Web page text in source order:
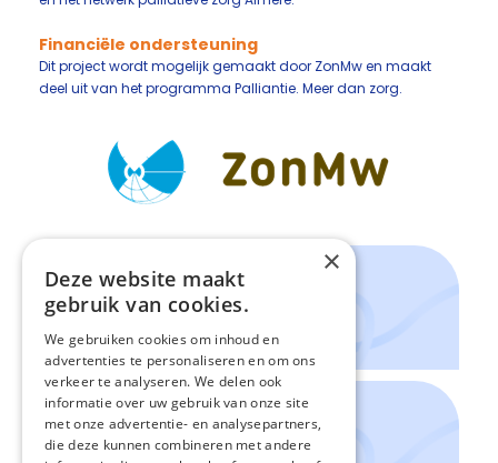
Financiële ondersteuning
Dit project wordt mogelijk gemaakt door ZonMw en maakt
deel uit van het programma Palliantie. Meer dan zorg.
Contact:
Marieke Torensma (onderzoeker)
Amsterdam UMC
M.torensma@amsterdamumc.nl
Contact:
Jeanine Suurmond, projectleider
Amsterdam UMC
×
Deze website maakt
gebruik van cookies.
We gebruiken cookies om inhoud en
advertenties te personaliseren en om ons
verkeer te analyseren. We delen ook
informatie over uw gebruik van onze site
met onze advertentie- en analysepartners,
die deze kunnen combineren met andere